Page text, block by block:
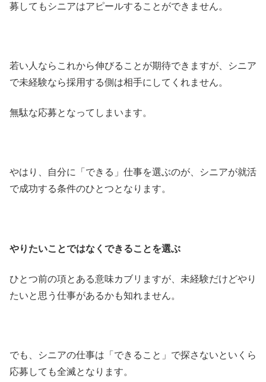
募してもシニアはアピールすることができません。
若い人ならこれから伸びることが期待できますが、シニア
で未経験なら採用する側は相手にしてくれません。
無駄な応募となってしまいます。
やはり、自分に「できる」仕事を選ぶのが、シニアが就活
で成功する条件のひとつとなります。
やりたいことではなくできることを選ぶ
ひとつ前の項とある意味カブリますが、未経験だけどやり
たいと思う仕事があるかも知れません。
でも、シニアの仕事は「できること」で探さないといくら
応募しても全滅となります。